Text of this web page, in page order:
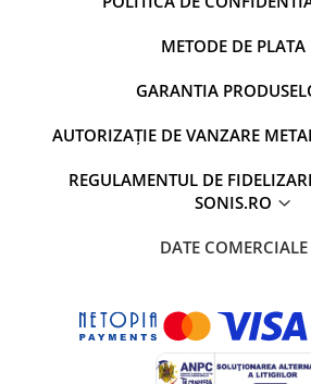
METODE DE PLATA
GARANTIA
AUTORIZAȚIE DE VANZARE
REGULAMENTUL DE
SONIS.RO
DATE COMERCIALE